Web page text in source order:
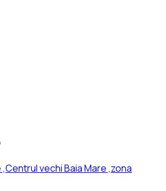
vechi Baia Mare ,zona